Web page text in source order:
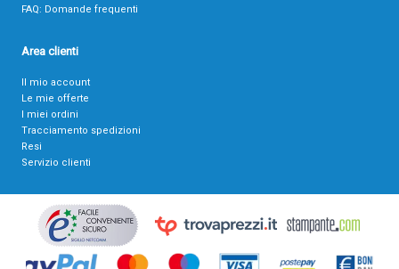
FAQ: Domande frequenti
Area clienti
Il mio account
Le mie offerte
I miei ordini
Tracciamento spedizioni
Resi
Servizio clienti